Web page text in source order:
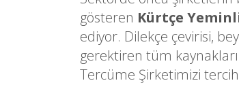
gösteren Kürtçe
ediyor. Dilekçe çevirisi,
gerektiren tüm
Tercüme Şirketimizi